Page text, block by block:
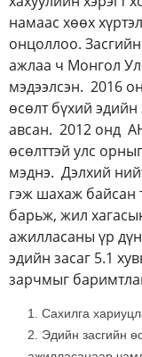
намаас хөөх
онцоллоо.
ажлаа ч Монгол
мэдээлсэн. 2016
өсөлт бүхий
авсан. 2012 онд
өсөлттэй улс
мэднэ. Дэлхий
гэж шахаж байсан
барьж, жил
ажилласаны үр
эдийн засаг 5.1
зарчмыг
Сахилга
Эдийн засгийн